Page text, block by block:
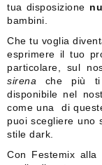
tua disposizione
bambini.
Che tu voglia
esprimere il tuo
particolare, sul
sirena che più ti
disponibile nel
come una di
puoi scegliere uno
stile dark.
Con Festemix